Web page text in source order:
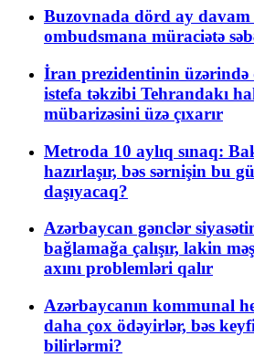
Buzovnada dörd ay davam
ombudsmana müraciətə
İran prezidentinin
istefa təkzibi Tehrandakı
mübarizəsini üzə çıxarır
Metroda 10 aylıq sınaq:
hazırlaşır, bəs sərnişin bu
daşıyacaq?
Azərbaycan gənclər
bağlamağa çalışır, lakin
axını problemləri qalır
Azərbaycanın kommunal
daha çox ödəyirlər, bəs
bilirlərmi?